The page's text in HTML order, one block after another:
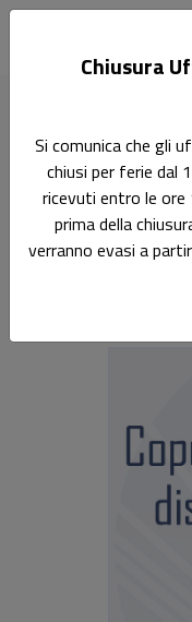
Didattica
Sottotitolo non
Chiusura
Si comunica che gli
chiusi per ferie dal
ricevuti entro le
prima della
verranno evasi a